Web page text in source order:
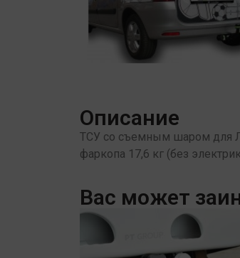
Описание
ТСУ со съемным шаром для
фаркопа 17,6 кг (без
Вас может